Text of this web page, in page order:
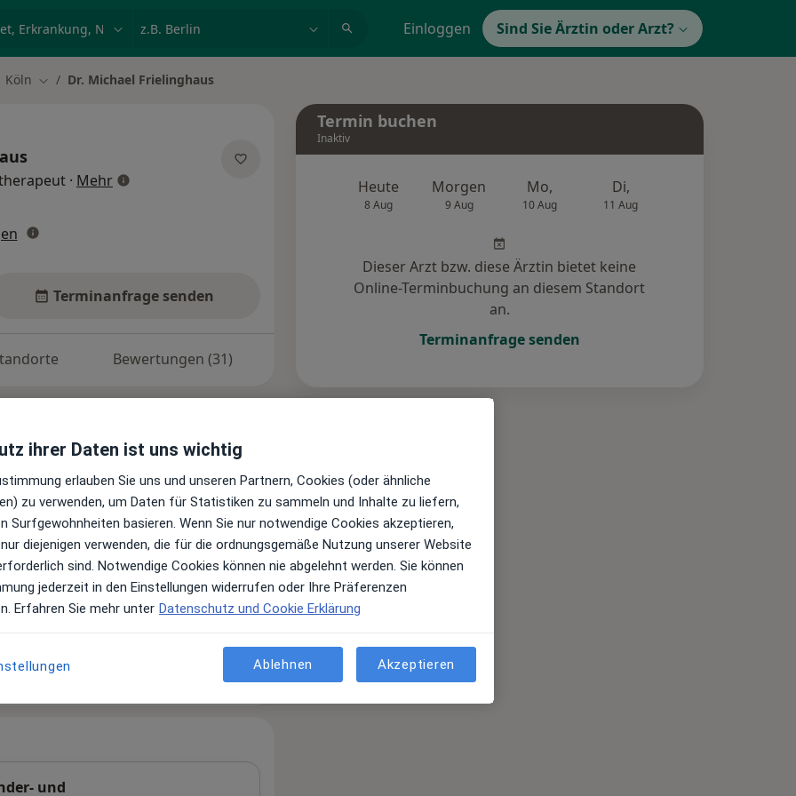
Einloggen Sind Sie Ärztin oder Arzt?
ändern
Köln Stadt ändern
Dr. Michael Frielinghaus
· Mehrüber Spezialisierungen
Terminanfrage senden
Bewertungen (31)
und Kosten
über Leistungen
und
Termin buchen
Inaktiv
Heute
8 Aug
Morgen
9 Aug
Mo,
10 Aug
Di,
11 Aug
Dieser Arzt bzw. diese Ärztin bietet keine
Online-Terminbuchung an diesem Standort
an.
Terminanfrage senden
ihrer Daten ist uns wichtig
erlauben Sie uns und unseren Partnern, Cookies (oder ähnliche
zu verwenden, um Daten für Statistiken zu sammeln und Inhalte zu liefern,
Surfgewohnheiten basieren. Wenn Sie nur notwendige Cookies akzeptieren,
diejenigen verwenden, die für die ordnungsgemäße Nutzung unserer Website
sind. Notwendige Cookies können nie abgelehnt werden. Sie können
jederzeit in den Einstellungen widerrufen oder Ihre Präferenzen
Erfahren Sie mehr unter Datenschutz und Cookie Erklärung
Ablehnen Akzeptieren